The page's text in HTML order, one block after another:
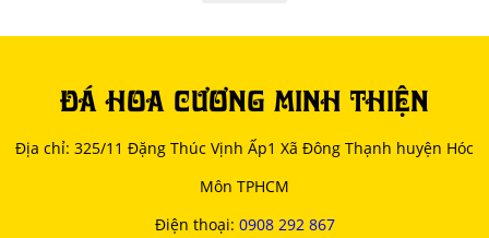
ĐÁ HOA CƯƠNG MINH THIỆN
Địa chỉ: 325/11 Đặng Thúc Vịnh Ấp1 Xã Đông Thạnh huyện Hóc
Môn TPHCM
Điện thoại: 0908 292 867